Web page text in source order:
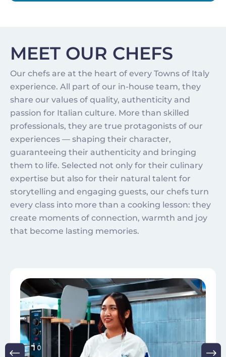
MEET OUR CHEFS
Our chefs are at the heart of every Towns of Italy
experience. All part of our in-house team, they
share our values of quality, authenticity and
passion for Italian culture. More than skilled
professionals, they are true protagonists of our
experiences — shaping their character,
guaranteeing their authenticity and bringing
them to life. Selected not only for their culinary
expertise but also for their natural talent for
storytelling and engaging guests, our chefs turn
every class into more than a cooking lesson: they
create moments of connection, warmth and joy
that become lasting memories.
Image